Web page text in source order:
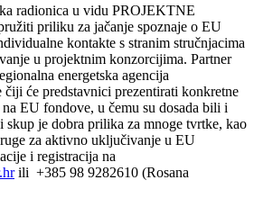
radionica u vidu PROJEKTNE
priliku za jačanje spoznaje o EU
kontakte s stranim stručnjacima
u projektnim konzorcijima. Partner
energetska agencija
čiji će predstavnici prezentirati konkretne
EU fondove, u čemu su dosada bili i
je dobra prilika za mnoge tvrtke, kao
za aktivno uključivanje u EU
i registracija na
ili +385 98 9282610 (Rosana